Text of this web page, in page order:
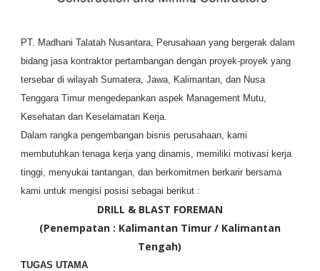
PT. Madhani Talatah Nusantara, Perusahaan yang bergerak dalam
bidang jasa kontraktor pertambangan dengan proyek-proyek yang
tersebar di wilayah Sumatera, Jawa, Kalimantan, dan Nusa
Tenggara Timur mengedepankan aspek Management Mutu,
Kesehatan dan Keselamatan Kerja.
Dalam rangka pengembangan bisnis perusahaan, kami
membutuhkan tenaga kerja yang dinamis, memiliki motivasi kerja
tinggi, menyukai tantangan, dan berkomitmen berkarir bersama
kami untuk mengisi posisi sebagai berikut :
DRILL & BLAST FOREMAN
(Penempatan : Kalimantan Timur / Kalimantan
Tengah)
TUGAS UTAMA